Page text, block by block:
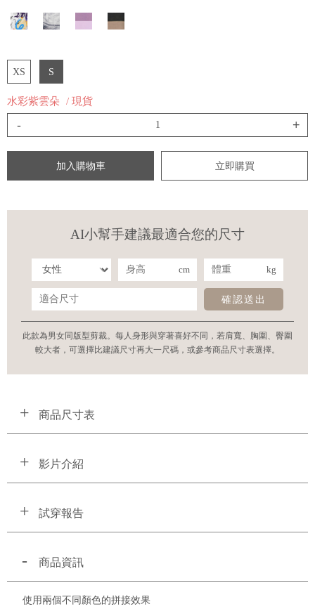
XS S
水彩紫雲朵 / 現貨
- +
加入購物車 立即購買
AI小幫手建議最適合您的尺寸
cm kg
確認送出
此款為男女同版型剪裁。每人身形與穿著喜好不同，若肩寬、胸圍、臀圍
較大者，可選擇比建議尺寸再大一尺碼，或參考商品尺寸表選擇。
商品尺寸表
影片介紹
試穿報告
商品資訊
使用兩個不同顏色的拼接效果